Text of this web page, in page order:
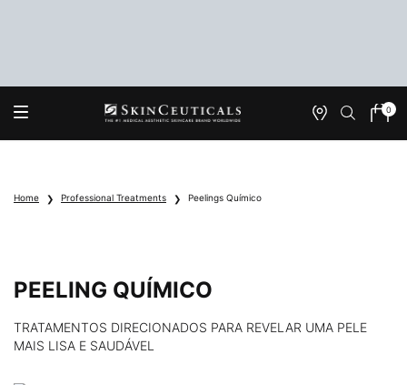
Onde
Meu
0
0
Home Professional Treatments Peelings Químico
PEELING QUÍMICO
TRATAMENTOS DIRECIONADOS PARA REVELAR UMA PELE
MAIS LISA E SAUDÁVEL